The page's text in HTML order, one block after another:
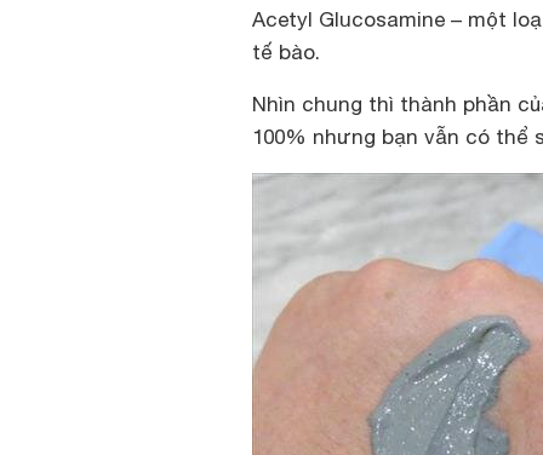
Acetyl Glucosamine – một
tế bào.
Nhìn chung thì thành phần
100% nhưng bạn vẫn có thể